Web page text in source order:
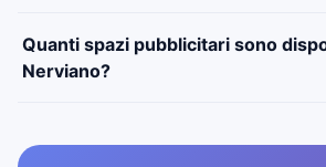
Quanti spazi pubblicitari sono
Nerviano?